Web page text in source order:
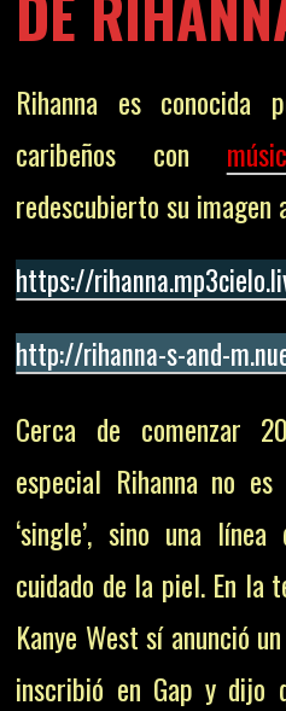
Rihanna es conocida
caribeños con
redescubierto su imagen
https://
http://rihanna-s-and-
Cerca de comenzar
especial Rihanna no
‘single’, sino una
cuidado de la piel. En la
Kanye West sí anunció
inscribió en Gap y dijo